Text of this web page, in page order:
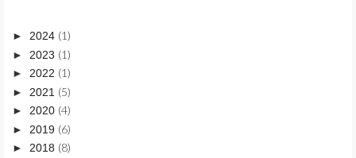
► 2024 (1)
► 2023 (1)
► 2022 (1)
► 2021 (5)
► 2020 (4)
► 2019 (6)
► 2018 (8)